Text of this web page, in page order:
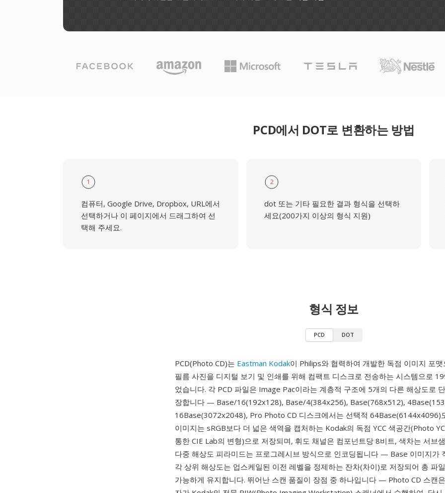
PCD에서 DOT로 변환하는 방법
1
컴퓨터, Google Drive, Dropbox, URL에서
선택하거나 이 페이지에서 드래그하여 선
택해 주세요.
2
dot 또는 기타 필요한 결과 형식을 선택하
세요(200가지 이상의 형식 지원)
형식 정보
PCD DOT
PCD(Photo CD)는 Eastman Kodak이 Philips와 협력하여 개발한 독점 이미지 포
필름 사진을 디지털 보기 및 인쇄를 위해 컴팩트 디스크로 전송하는 시스템으로
었습니다. 각 PCD 파일은 Image Pac이라는 계층적 구조에 5개의 다른 해상도로
장합니다 — Base/16(192x128), Base/4(384x256), Base(768x512),
16Base(3072x2048), Pro Photo CD 디스크에서는 선택적 64Base(6144x4096)
이미지는 sRGB보다 더 넓은 색역을 캡처하는 Kodak의 독점 YCC 색공간(Photo
통한 CIE Lab의 변형)으로 저장되며, 휘도 채널은 컴포넌트당 8비트, 색차는 서브
다중 해상도 피라미드는 프로그레시브 방식으로 인코딩됩니다 — Base 이미지가
각 상위 해상도는 업스케일된 이전 레벨을 정제하는 잔차(차이)로 저장되어 총 파
가능하게 유지합니다. 뛰어난 스캔 품질이 장점 중 하나입니다 — Photo CD 스캔